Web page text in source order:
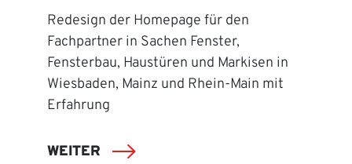
Redesign der Homepage für den
Fachpartner in Sachen Fenster,
Fensterbau, Haustüren und Markisen in
Wiesbaden, Mainz und Rhein-Main mit
Erfahrung
WEITER